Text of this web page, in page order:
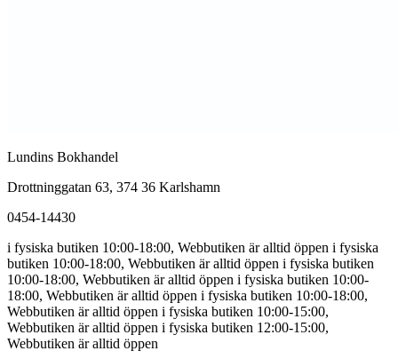
Lundins Bokhandel
Drottninggatan 63, 374 36 Karlshamn
0454-14430
i fysiska butiken 10:00-18:00, Webbutiken är alltid öppen i fysiska
butiken 10:00-18:00, Webbutiken är alltid öppen i fysiska butiken
10:00-18:00, Webbutiken är alltid öppen i fysiska butiken 10:00-
18:00, Webbutiken är alltid öppen i fysiska butiken 10:00-18:00,
Webbutiken är alltid öppen i fysiska butiken 10:00-15:00,
Webbutiken är alltid öppen i fysiska butiken 12:00-15:00,
Webbutiken är alltid öppen